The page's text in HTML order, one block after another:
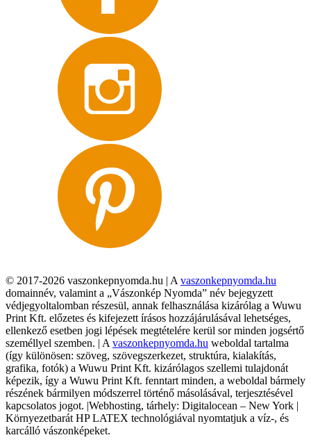
© 2017-2026 vaszonkepnyomda.hu | A vaszonkepnyomda.hu
domainnév, valamint a „Vászonkép Nyomda” név bejegyzett
védjegyoltalomban részesül, annak felhasználása kizárólag a Wuwu
Print Kft. előzetes és kifejezett írásos hozzájárulásával lehetséges,
ellenkező esetben jogi lépések megtételére kerül sor minden jogsértő
személlyel szemben. | A vaszonkepnyomda.hu weboldal tartalma
(így különösen: szöveg, szövegszerkezet, struktúra, kialakítás,
grafika, fotók) a Wuwu Print Kft. kizárólagos szellemi tulajdonát
képezik, így a Wuwu Print Kft. fenntart minden, a weboldal bármely
részének bármilyen módszerrel történő másolásával, terjesztésével
kapcsolatos jogot. |Webhosting, tárhely: Digitalocean – New York |
Környezetbarát HP LATEX technológiával nyomtatjuk a víz-, és
karcálló vászonképeket.